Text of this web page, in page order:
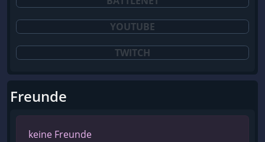
YOUTUBE
TWITCH
Freunde
keine Freunde